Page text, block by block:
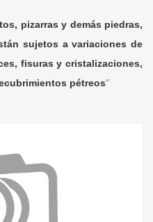
pizarras y demás piedras,
sujetos a variaciones de
fisuras y cristalizaciones,
pétreos"